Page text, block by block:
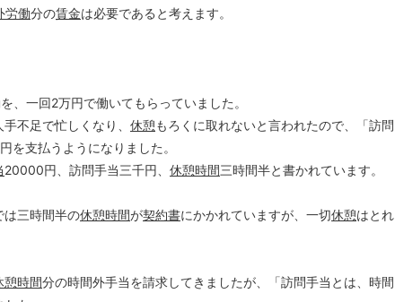
労働分の賃金は必要であると考えます。
、一回2万円で働いてもらっていました。
不足で忙しくなり、 休憩もろくに取れないと言われたので、「訪問
を支払うようになりました。
20000円、訪問手当三千円、 休憩時間三時間半と書かれています。
は三時間半の休憩時間が契約書にかかれていますが、一切休憩はとれ
憩時間分の時間外手当を請求してきましたが、「訪問手当とは、時間